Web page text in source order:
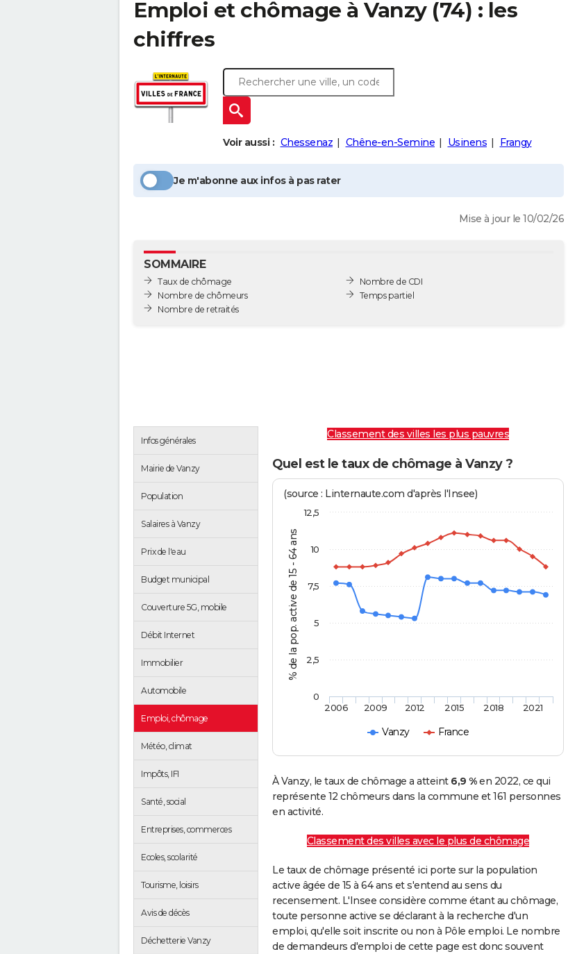
Emploi et chômage à Vanzy(74) : les
chiffres
Voir aussi : Chessenaz Chêne-en-Semine Usinens Frangy
Je m'abonne aux infos à pas rater
Mise à jour le 10/02/26
SOMMAIRE
Taux de chômage
Nombre de chômeurs
Nombre de retraités
Nombre de CDI
Temps partiel
Infos générales
Mairie de Vanzy
Population
Salaires à Vanzy
Prix de l'eau
Budget municipal
Couverture 5G, mobile
Débit Internet
Immobilier
Automobile
Emploi, chômage
Météo, climat
Impôts, IFI
Santé, social
Entreprises, commerces
Ecoles, scolarité
Tourisme, loisirs
Avis de décès
Déchetterie Vanzy
Classement des villes les plus pauvres
Quel est le taux de chômage à Vanzy ?
% de la pop. active de 15 - 64 ans
(source : Linternaute.com d'après l'Insee)
Vanzy France
2006 2009 2012 2015 2018 2021
0
2,5
5
7,5
10
12,5
À Vanzy, le taux de chômage a atteint 6,9 %en 2022, ce qui
représente 12 chômeurs dans la commune et 161 personnes
en activité.
Classement des villes avec le plus de chômage
Le taux de chômage présenté ici porte sur la population
active âgée de 15 à 64 ans et s'entend au sens du
recensement. L'Insee considère comme étant au chômage,
toute personne active se déclarant à la recherche d'un
emploi, qu'elle soit inscrite ou non à Pôle emploi. Le nombre
de demandeurs d'emploi de cette page est donc souvent